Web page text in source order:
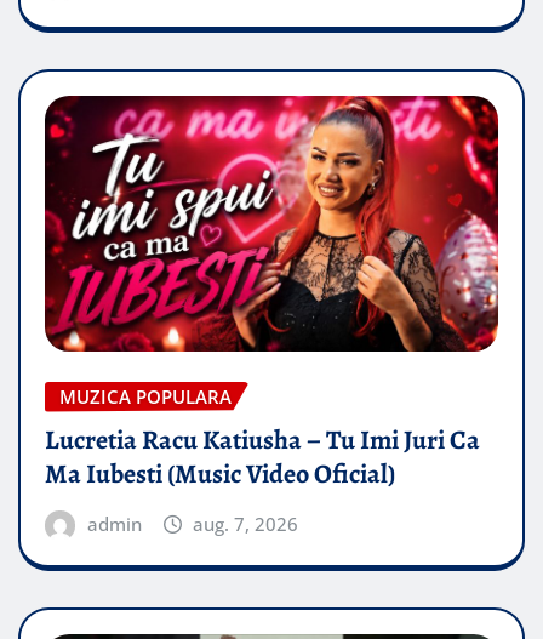
MUZICA POPULARA
Lucretia Racu Katiusha – Tu Imi Juri Ca
Ma Iubesti (Music Video Oficial)
admin aug. 7, 2026